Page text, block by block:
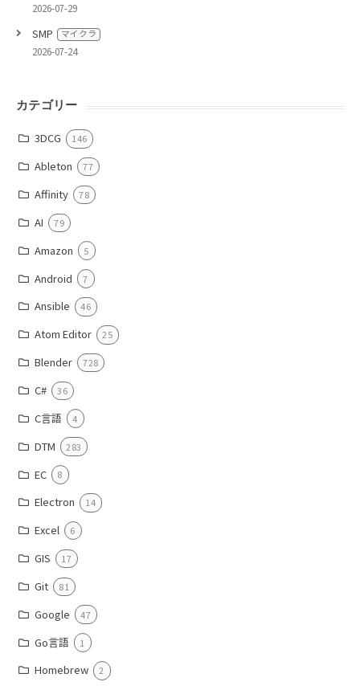
2026-07-29
SMP マイクラ
2026-07-24
カテゴリー
3DCG 146
Ableton 77
Affinity 78
AI 79
Amazon 5
Android 7
Ansible 46
Atom Editor 25
Blender 728
C# 36
C言語 4
DTM 283
EC 8
Electron 14
Excel 6
GIS 17
Git 81
Google 47
Go言語 1
Homebrew 2